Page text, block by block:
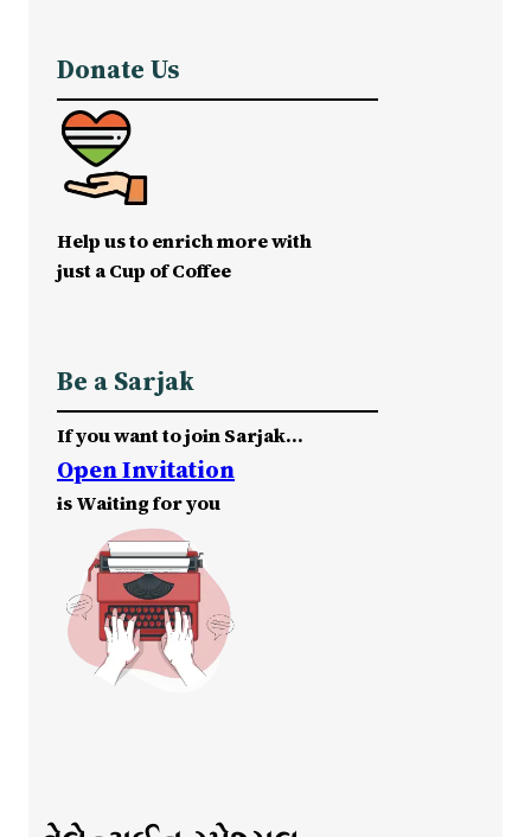
Donate Us
Help us to enrich more with
just a Cup of Coffee
Be a Sarjak
If you want to join Sarjak…
Open Invitation
is Waiting for you